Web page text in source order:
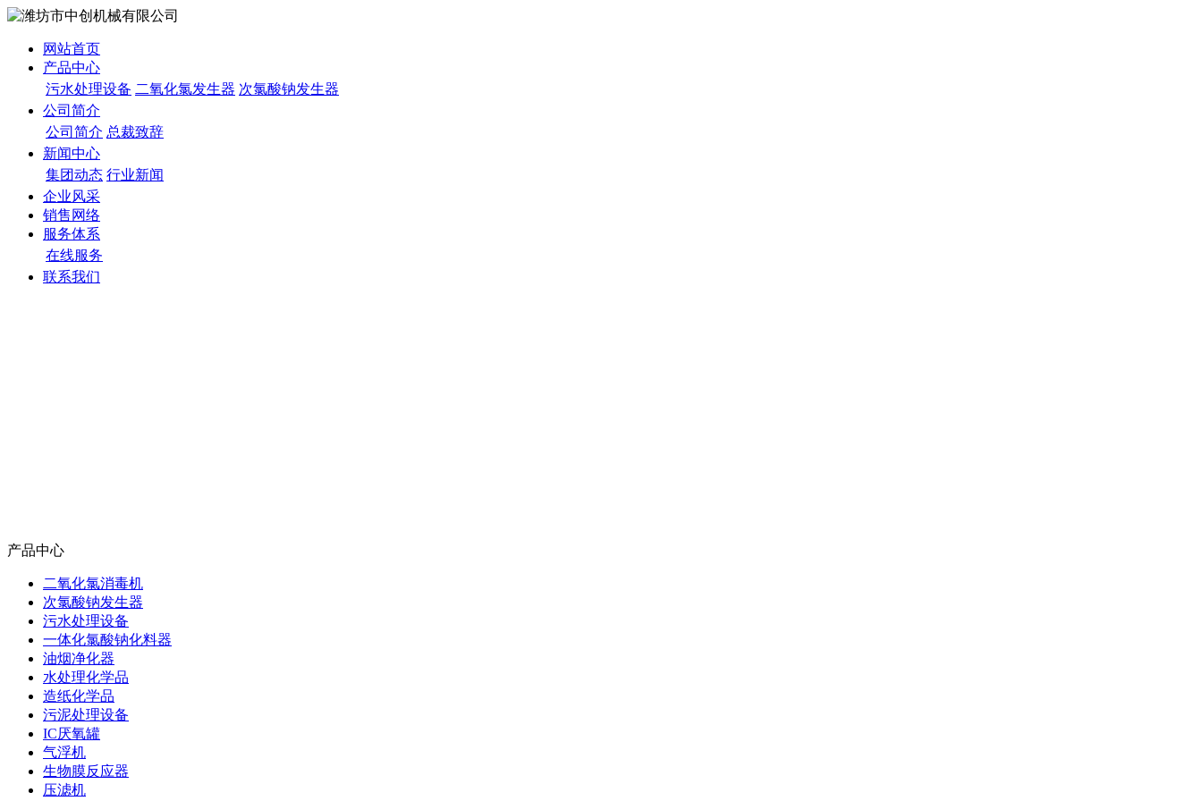
网站首页
产品中心
污水处理设备 二氧化氯发生器 次氯酸钠发生器
公司简介
公司简介 总裁致辞
新闻中心
集团动态 行业新闻
企业风采
销售网络
服务体系
在线服务
联系我们
产品中心
二氧化氯消毒机
次氯酸钠发生器
污水处理设备
一体化氯酸钠化料器
油烟净化器
水处理化学品
造纸化学品
污泥处理设备
IC厌氧罐
气浮机
生物膜反应器
压滤机